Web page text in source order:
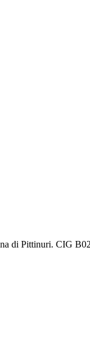
di Pittinuri. CIG